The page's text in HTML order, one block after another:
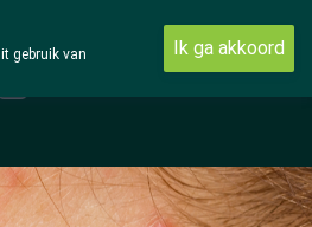
gebruik van
Ik ga akkoord